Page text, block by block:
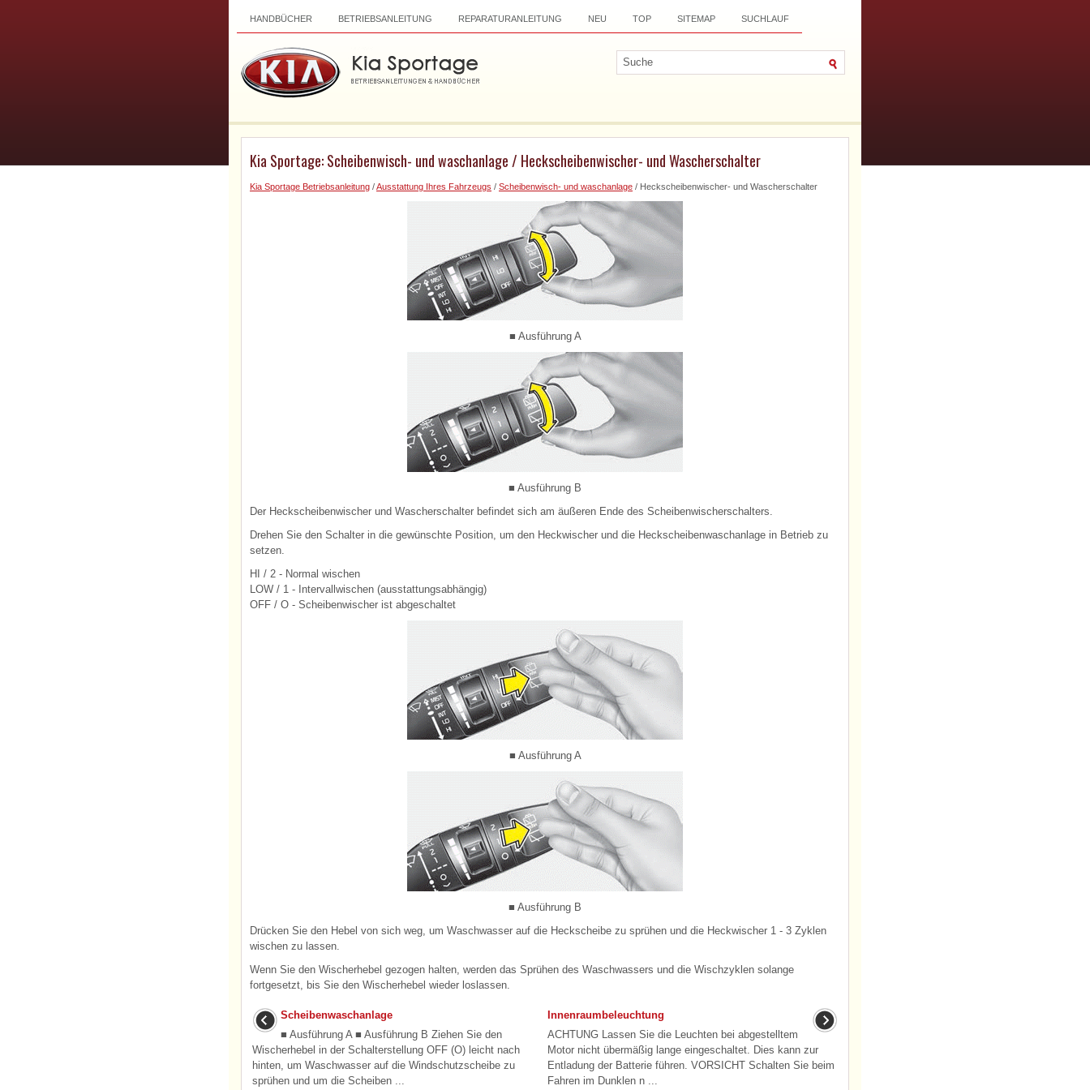
HANDBÜCHER BETRIEBSANLEITUNG REPARATURANLEITUNG NEU TOP SITEMAP SUCHLAUF
Kia Sportage: Scheibenwisch- und waschanlage / Heckscheibenwischer- und Wascherschalter
Kia Sportage Betriebsanleitung /Ausstattung Ihres Fahrzeugs / Scheibenwisch- und waschanlage / Heckscheibenwischer- und Wascherschalter
■ Ausführung A
■ Ausführung B
Der Heckscheibenwischer und Wascherschalter befindet sich am äußeren Ende des Scheibenwischerschalters.
Drehen Sie den Schalter in die gewünschte Position, um den Heckwischer und die Heckscheibenwaschanlage in Betrieb zu
setzen.
HI / 2 - Normal wischen
LOW / 1 - Intervallwischen (ausstattungsabhängig)
OFF / O - Scheibenwischer ist abgeschaltet
■ Ausführung A
■ Ausführung B
Drücken Sie den Hebel von sich weg, um Waschwasser auf die Heckscheibe zu sprühen und die Heckwischer 1 - 3 Zyklen
wischen zu lassen.
Wenn Sie den Wischerhebel gezogen halten, werden das Sprühen des Waschwassers und die Wischzyklen solange
fortgesetzt, bis Sie den Wischerhebel wieder loslassen.
Scheibenwaschanlage
■ Ausführung A ■ Ausführung B Ziehen Sie den
Wischerhebel in der Schalterstellung OFF (O) leicht nach
hinten, um Waschwasser auf die Windschutzscheibe zu
sprühen und um die Scheiben ...
Innenraumbeleuchtung
ACHTUNG Lassen Sie die Leuchten bei abgestelltem
Motor nicht übermäßig lange eingeschaltet. Dies kann zur
Entladung der Batterie führen. VORSICHT Schalten Sie beim
Fahren im Dunklen n ...